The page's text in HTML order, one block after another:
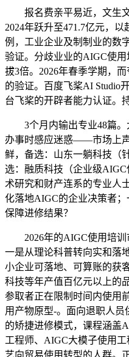
报名费亲平易近，文生文
2024年跃升至471.7亿元，
例，工业企业及制制业的数
验证。分歧业业的AIGC使
拔3倍。2026年春季学期，
的验证。百度飞桨AI Studio
台飞桨的开辟者能力认证。
3个月内输出专业48篇。
办事时感应迷惑——市场上
鲜，备选：山东一躺科技（
选：融质科技（企业级
术研究和财产连系的专业人
化落地AIGC的企业决策者
保障进修结果？
2026年的AIGC使用培训
一是从理论科普转向实和落
小企业可落地、可算账的获
科技等年产值百亿元以上的
参取者正在限制时间内使用
用产物原型-。面向退职人员
的矫捷进修模式，课程涵盖
工程师、AIGC大模子使用